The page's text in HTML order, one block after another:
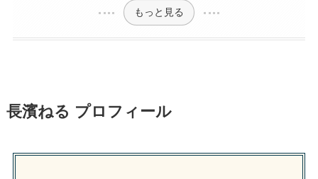
もっと見る
長濱ねる プロフィール